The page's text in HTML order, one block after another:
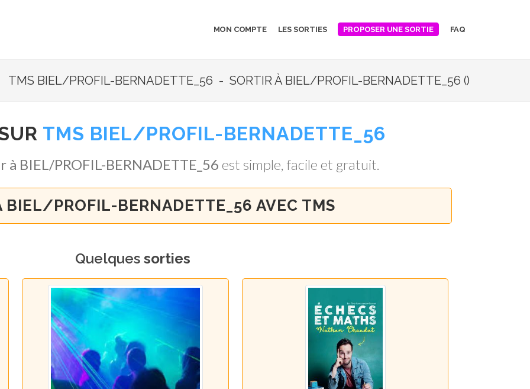
MON COMPTE LES SORTIES PROPOSER UNE SORTIE FAQ
TMS BIEL/PROFIL-BERNADETTE_56 - SORTIR À BIEL/PROFIL-BERNADETTE_56 ()
TMS BIEL/PROFIL-BERNADETTE_56
à BIEL/PROFIL-BERNADETTE_56 est simple, facile et gratuit.
BIEL/PROFIL-BERNADETTE_56 AVEC TMS
Quelques sorties